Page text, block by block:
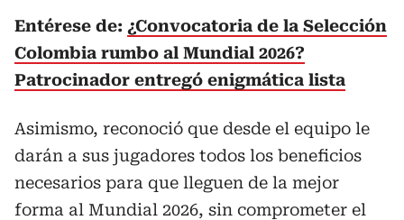
Entérese de: ¿Convocatoria de la Selección
Colombia rumbo al Mundial 2026?
Patrocinador entregó enigmática lista
Asimismo, reconoció que desde el equipo le
darán a sus jugadores todos los beneficios
necesarios para que lleguen de la mejor
forma al Mundial 2026, sin comprometer el